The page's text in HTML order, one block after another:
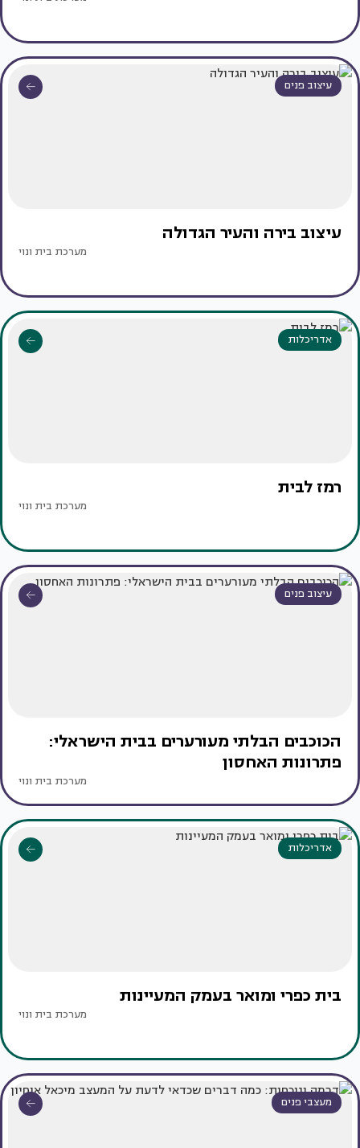
עיצוב פנים
עיצוב בירה והעיר הגדולה
מערכת בית ונוי
אדריכלות
רמז לבית
מערכת בית ונוי
עיצוב פנים
הכוכבים הבלתי מעורערים בבית הישראלי:
פתרונות האחסון
מערכת בית ונוי
אדריכלות
בית כפרי ומואר בעמק המעיינות
מערכת בית ונוי
מעצבי פנים